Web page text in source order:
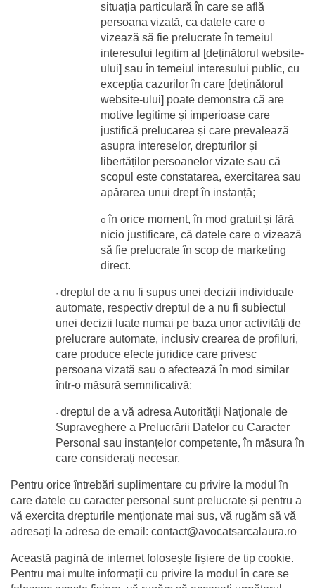
situația particulară în care se află
persoana vizată, ca datele care o
vizează să fie prelucrate în temeiul
interesului legitim al [deținătorul website-
ului] sau în temeiul interesului public, cu
excepția cazurilor în care [deținătorul
website-ului] poate demonstra că are
motive legitime și imperioase care
justifică prelucarea și care prevalează
asupra intereselor, drepturilor și
libertăților persoanelor vizate sau că
scopul este constatarea, exercitarea sau
apărarea unui drept în instanță;
o în orice moment, în mod gratuit și fără
nicio justificare, că datele care o vizează
să fie prelucrate în scop de marketing
direct.
· dreptul de a nu fi supus unei decizii individuale
automate, respectiv dreptul de a nu fi subiectul
unei decizii luate numai pe baza unor activități de
prelucrare automate, inclusiv crearea de profiluri,
care produce efecte juridice care privesc
persoana vizată sau o afectează în mod similar
într-o măsură semnificativă;
· dreptul de a vă adresa Autorităţii Naţionale de
Supraveghere a Prelucrării Datelor cu Caracter
Personal sau instanțelor competente, în măsura în
care considerați necesar.
Pentru orice întrebări suplimentare cu privire la modul în
care datele cu caracter personal sunt prelucrate și pentru a
vă exercita drepturile menționate mai sus, vă rugăm să vă
adresați la adresa de email: contact@avocatsarcalaura.ro
Această pagină de internet folosește fișiere de tip cookie.
Pentru mai multe informații cu privire la modul în care se